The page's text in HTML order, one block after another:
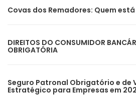
Covas dos Remadores: Quem
DIREITOS DO CONSUMIDOR
OBRIGATÓRIA
Seguro Patronal Obrigatório e de
Estratégico para Empresas em